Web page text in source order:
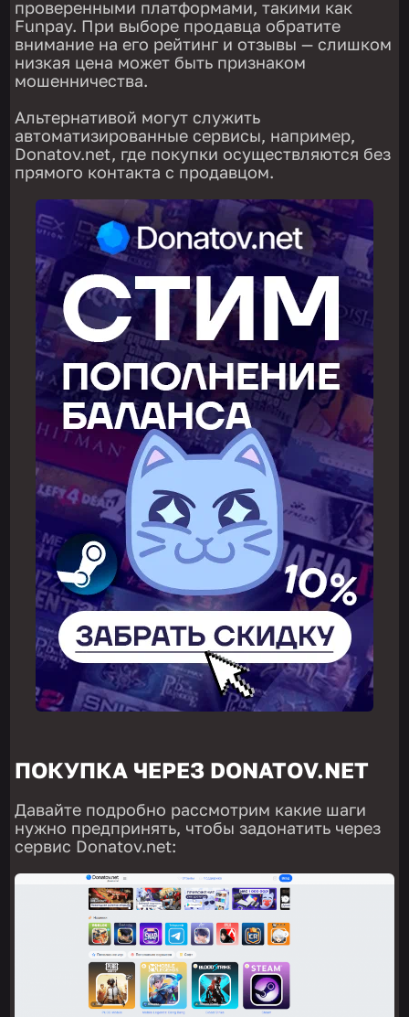
проверенными платформами, такими как
Funpay. При выборе продавца обратите
внимание на его рейтинг и отзывы — слишком
низкая цена может быть признаком
мошенничества.
Альтернативой могут служить
автоматизированные сервисы, например,
Donatov.net, где покупки осуществляются без
прямого контакта с продавцом.
ПОКУПКА ЧЕРЕЗ DONATOV.NET
Давайте подробно рассмотрим какие шаги
нужно предпринять, чтобы задонатить через
сервис Donatov.net: